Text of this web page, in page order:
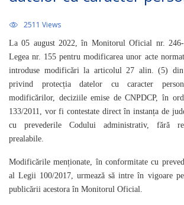
2511 Views
La 05 august 2022, în Monitorul Oficial nr.
Legea nr. 155 pentru modificarea unor acte
introduse modificări la articolul 27 alin. (5) din
privind protecția datelor cu caracter
modificărilor, deciziile emise de CNPDCP, în
133/2011, vor fi contestate direct în instanța de
cu prevederile Codului administrativ, fără
prealabile.
Modificările menționate, în conformitate cu
al Legii 100/2017, urmează să intre în vigoare
publicării acestora în Monitorul Oficial.